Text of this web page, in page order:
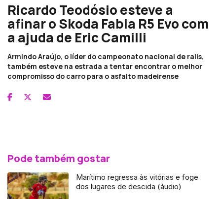
Ricardo Teodósio esteve a
afinar o Skoda Fabia R5 Evo com
a ajuda de Eric Camilli
Armindo Araújo, o líder do campeonato nacional de ralis,
também esteve na estrada a tentar encontrar o melhor
compromisso do carro para o asfalto madeirense
Pode também gostar
Marítimo regressa às vitórias e foge
dos lugares de descida (áudio)